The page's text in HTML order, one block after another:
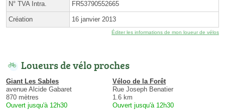
N° TVA Intra. FR53790552665
Création 16 janvier 2013
Éditer les informations de mon loueur de vélos
Loueurs de vélo proches
Giant Les Sables
avenue Alcide Gabaret
870 mètres
Ouvert jusqu'à 12h30
Véloo de la Forêt
Rue Joseph Benatier
1.6 km
Ouvert jusqu'à 12h30